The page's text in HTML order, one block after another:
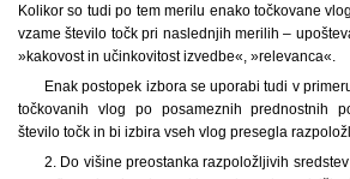
Kolikor so tudi po tem merilu enako točkovane
vzame število točk pri naslednjih merilih –
»kakovost in učinkovitost izvedbe«, »relevanca«.
Enak postopek izbora se uporabi tudi v
točkovanih vlog po posameznih prednostnih
število točk in bi izbira vseh vlog presegla
2. Do višine preostanka razpoložljivih